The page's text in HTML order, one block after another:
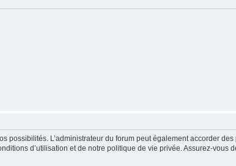
possibilités. L’administrateur du forum peut également accorder
d’utilisation et de notre politique de vie privée. Assurez-vous